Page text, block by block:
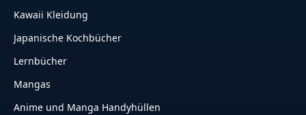
Kawaii Kleidung
Japanische Kochbücher
Lernbücher
Mangas
Anime und Manga Handyhüllen